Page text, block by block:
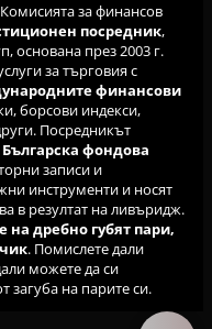
за финансов
посредник,
основана през 2003 г.
за търговия с
финансови
борсови индекси,
Посредникът
Българска фондова
записи и
инструменти и носят
в резултат на ливъридж.
на дребно губят пари,
. Помислете дали
можете да си
загуба на парите си.